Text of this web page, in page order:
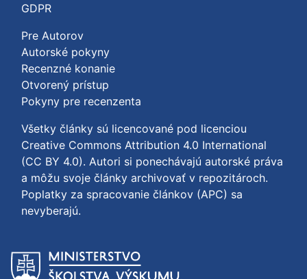
GDPR
Pre Autorov
Autorské pokyny
Recenzné konanie
Otvorený prístup
Pokyny pre recenzenta
Všetky články sú licencované pod licenciou
Creative Commons Attribution 4.0 International
(CC BY 4.0). Autori si ponechávajú autorské práva
a môžu svoje články archivovať v repozitároch.
Poplatky za spracovanie článkov (APC) sa
nevyberajú.